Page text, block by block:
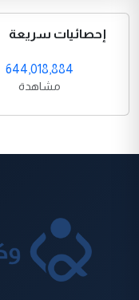
إحصائيات سريعة
644,018,884
مشاهدة